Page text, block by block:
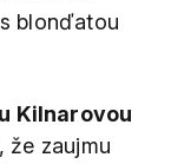
blonďatou
Kilnarovou
že zaujmu